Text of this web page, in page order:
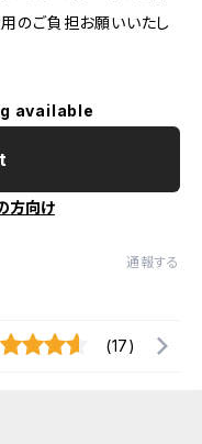
のご負担お願いいたし
available
方向け
通報する
(17)